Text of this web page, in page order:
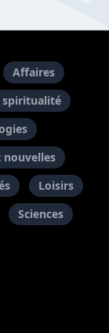
Affaires
spiritualité
nouvelles
Loisirs
Sciences